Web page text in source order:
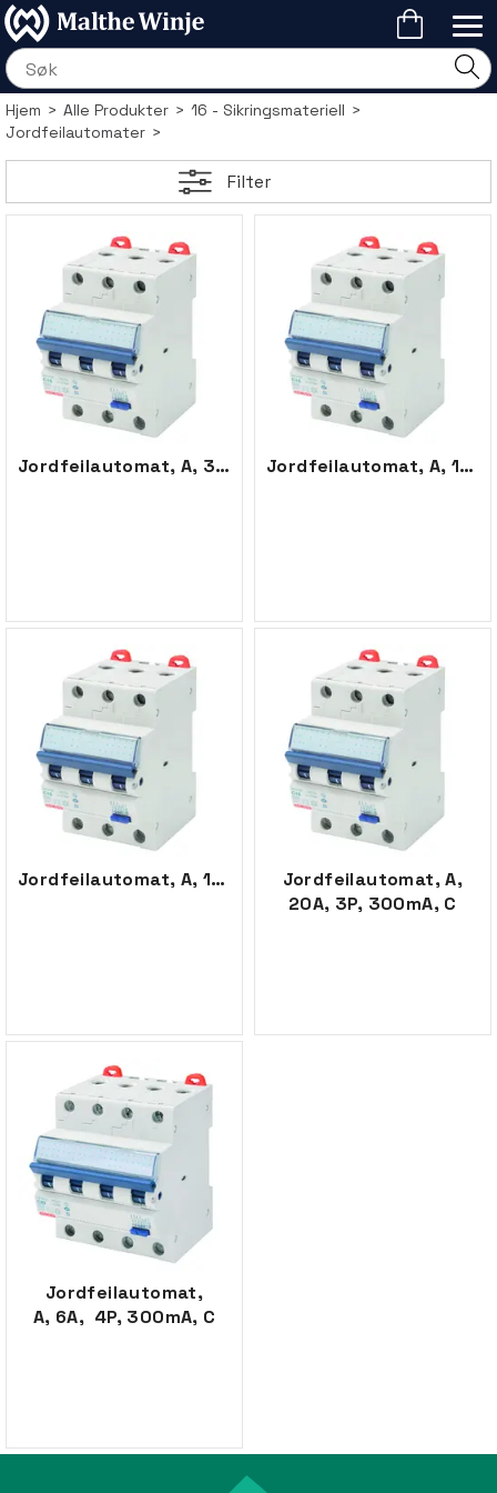
Hjem>Alle Produkter>16 - Sikringsmateriell>
Jordfeilautomater>
Filter
Jordfeilautomat, A, 32A, 3P, 300mA, C Jordfeilautomat, A, 16A, 3P, 300mA, C
Jordfeilautomat, A, 10A, 3P, 300mA, C
Jordfeilautomat, A,
20A, 3P, 300mA, C
Jordfeilautomat,
A, 6A, 4P, 300mA, C